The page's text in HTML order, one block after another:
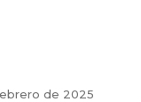
de 2025